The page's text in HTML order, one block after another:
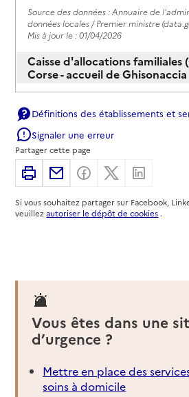
Source des données : Annuaire de
données locales / Premier ministre
Mis à jour le : 01/04/2026
Caisse d'allocations familiales
Corse - accueil de Ghisonaccia
3230
Site internet
Rapport HAS
Source des données : Annuaire de
Mis à jour le : 01/04/2026
3230
Site internet
Rapport HAS
Source des données : Annuaire de
données locales / Premier ministre
Mis à jour le : 01/04/2026
Définitions des établissements et
Signaler une erreur
Partager cette page
ImprimerPartager par email
Partager sur Facebook
Partager sur X
Si vous souhaitez partager sur Facebook,
veuillezautoriser le dépôt de cookies .
Vous êtes dans une
d’urgence ?
Mettre en place des
soins à domicile